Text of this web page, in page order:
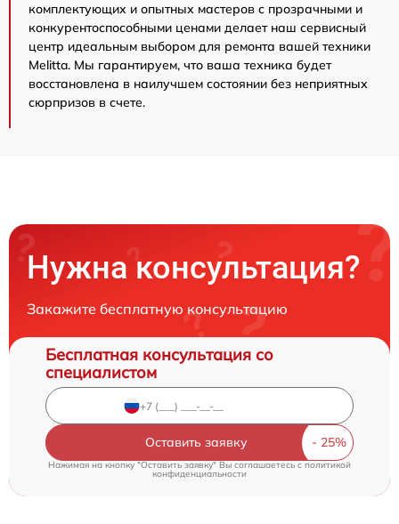
комплектующих и опытных мастеров с прозрачными и
конкурентоспособными ценами делает наш сервисный
центр идеальным выбором для ремонта вашей техники
Melitta. Мы гарантируем, что ваша техника будет
восстановлена в наилучшем состоянии без неприятных
сюрпризов в счете.
Нужна консультация?
Закажите бесплатную консультацию
Бесплатная консультация со
специалистом
Оставить заявку
Нажимая на кнопку "Оставить заявку" Вы соглашаетесь cполитикой
конфиденциальности